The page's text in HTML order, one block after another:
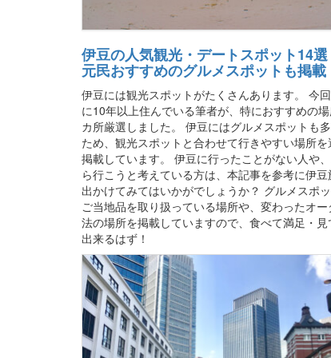
伊豆の人気観光・デートスポット14
元民おすすめのグルメスポットも掲載
伊豆には観光スポットがたくさんあります。 今
に10年以上住んでいる筆者が、特におすすめの
カ所厳選しました。 伊豆にはグルメスポットも
ため、観光スポットと合わせて行きやすい場所
掲載しています。 伊豆に行ったことがない人や
ら行こうと考えている方は、本記事を参考に伊豆
出かけてみてはいかがでしょうか？ グルメスポッ
ご当地品を取り扱っている場所や、変わったオ
法の場所を掲載していますので、食べて満足・見
出来るはず！